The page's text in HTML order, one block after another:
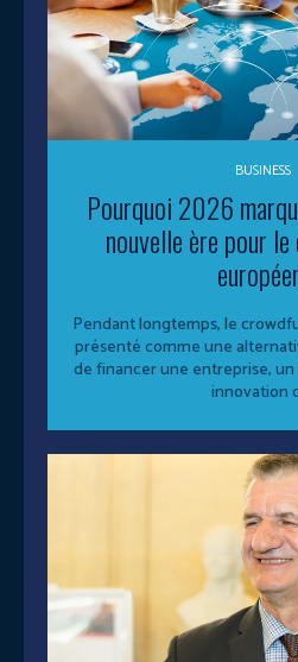
BUSINESS
Pourquoi 2026
nouvelle ère pour
Pendant longtemps, le
présenté comme une
de financer une entreprise,
innovation